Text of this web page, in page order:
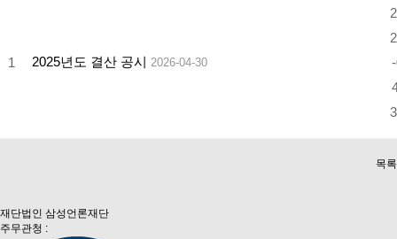
1 2025년도 결산 공시 2026-04-30
목록
재단법인 삼성언론재단
주무관청 :